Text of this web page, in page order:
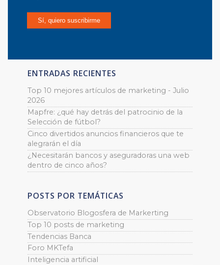
ENTRADAS RECIENTES
Top 10 mejores artículos de marketing - Julio
2026
Mapfre: ¿qué hay detrás del patrocinio de la
Selección de fútbol?
Cinco divertidos anuncios financieros que te
alegrarán el día
¿Necesitarán bancos y aseguradoras una web
dentro de cinco años?
POSTS POR TEMÁTICAS
Observatorio Blogosfera de Markerting
Top 10 posts de marketing
Tendencias Banca
Foro MKTefa
Inteligencia artificial